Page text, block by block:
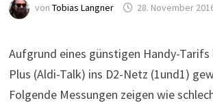
von Tobias Langner 28. November
Aufgrund eines günstigen Handy-Tarifs
Plus (Aldi-Talk) ins D2-Netz (1und1)
Folgende Messungen zeigen wie